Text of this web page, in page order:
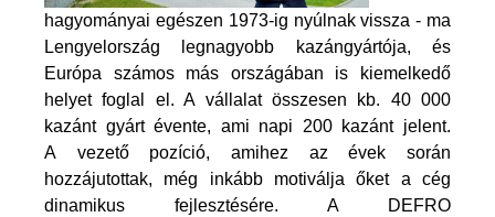
hagyományai egészen 1973-ig nyúlnak vissza - ma
Lengyelország legnagyobb kazángyártója, és
Európa számos más országában is kiemelkedő
helyet foglal el. A vállalat összesen kb. 40 000
kazánt gyárt évente, ami napi 200 kazánt jelent.
A vezető pozíció, amihez az évek során
hozzájutottak, még inkább motiválja őket a cég
dinamikus fejlesztésére. A DEFRO